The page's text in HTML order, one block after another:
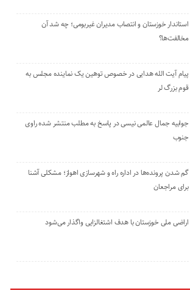
استاندار خوزستان و انتصاب مدیران غیربومی؛ چه شد آن
مخالفت‌ها؟
پیام آیت الله هدایی در خصوص توهین یک نماینده مجلس به
قوم بزرگ لر
جوابیه جمال عالمی نیسی در پاسخ به مطلب منتشر شده راوی
جنوب
گم شدن پرونده‌ها در اداره راه و شهرسازی اهواز؛ مشکلی آشنا
برای مراجعان
اراضی ملی خوزستان با هدف اشتغالزایی واگذار می‌شود